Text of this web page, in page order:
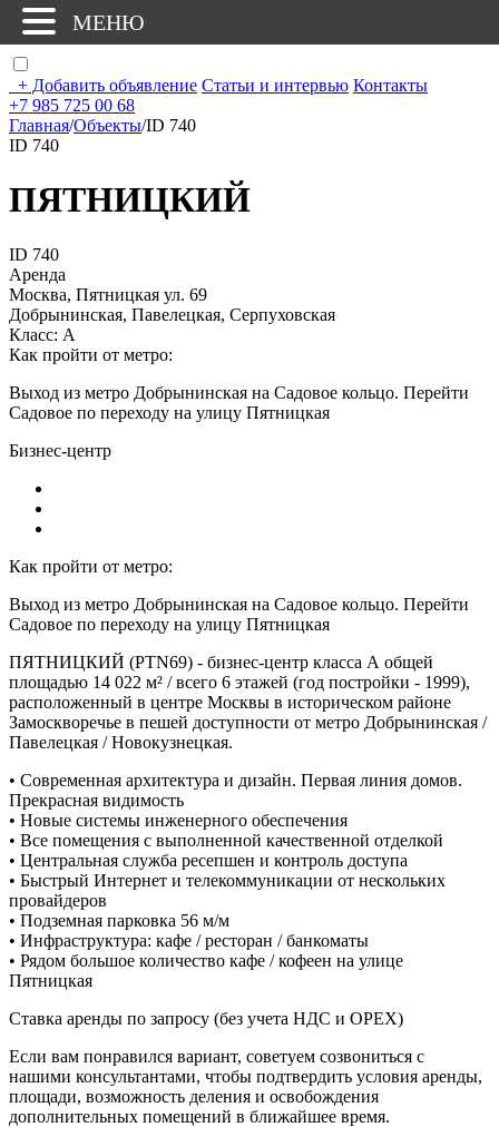
+ Добавить объявление Статьи и интервью Контакты
+7 985 725 00 68
Главная/Объекты/ID 740
ID 740
ПЯТНИЦКИЙ
ID 740
Аренда
Москва, Пятницкая ул. 69
Добрынинская, Павелецкая, Серпуховская
Класс: А
Как пройти от метро:
Выход из метро Добрынинская на Садовое кольцо. Перейти
Садовое по переходу на улицу Пятницкая
Бизнес-центр
Как пройти от метро:
Выход из метро Добрынинская на Садовое кольцо. Перейти
Садовое по переходу на улицу Пятницкая
ПЯТНИЦКИЙ (PTN69) - бизнес-центр класса А общей
площадью 14 022 м² / всего 6 этажей (год постройки - 1999),
расположенный в центре Москвы в историческом районе
Замоскворечье в пешей доступности от метро Добрынинская /
Павелецкая / Новокузнецкая.
• Современная архитектура и дизайн. Первая линия домов.
Прекрасная видимость
• Новые системы инженерного обеспечения
• Все помещения с выполненной качественной отделкой
• Центральная служба ресепшен и контроль доступа
• Быстрый Интернет и телекоммуникации от нескольких
провайдеров
• Подземная парковка 56 м/м
• Инфраструктура: кафе / ресторан / банкоматы
• Рядом большое количество кафе / кофеен на улице
Пятницкая
Ставка аренды по запросу (без учета НДС и ОРЕХ)
Если вам понравился вариант, советуем созвониться с
нашими консультантами, чтобы подтвердить условия аренды,
площади, возможность деления и освобождения
дополнительных помещений в ближайшее время.
МЕНЮ